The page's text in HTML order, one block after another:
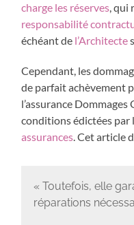
charge les réserves, qui
responsabilité
échéant de l’Architecte
Cependant, les
de parfait achèvement
l’assurance
conditions édictées par
assurances. Cet article
« Toutefois, elle
réparations